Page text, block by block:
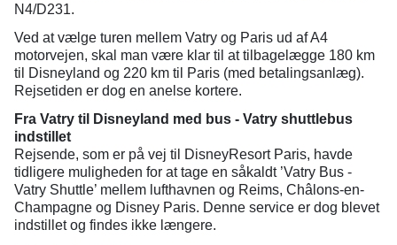
N4/D231.
Ved at vælge turen mellem Vatry og Paris ud af A4
motorvejen, skal man være klar til at tilbagelægge 180 km
til Disneyland og 220 km til Paris (med betalingsanlæg).
Rejsetiden er dog en anelse kortere.
Fra Vatry til Disneyland med bus - Vatry shuttlebus
indstillet
Rejsende, som er på vej til DisneyResort Paris, havde
tidligere muligheden for at tage en såkaldt ’Vatry Bus -
Vatry Shuttle’ mellem lufthavnen og Reims, Châlons-en-
Champagne og Disney Paris. Denne service er dog blevet
indstillet og findes ikke længere.